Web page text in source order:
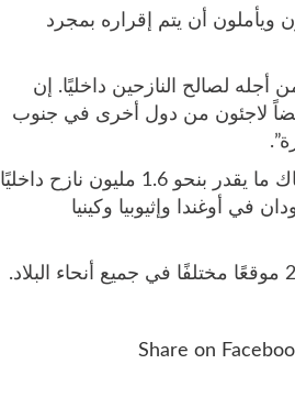
ويأملون أن يتم إقراره بمجرد
لصالح النازحين داخليًا. إن
لاجئون من دول أخرى في جنوب
و وفقًا للمفوضية السامية للأمم المتحدة لشؤون اللاجئين ، هناك ما يقدر بنحو 1.6 مليون نازح داخليًا
جنوب السودان في أوغندا وإثيوبيا وكينيا
Share on